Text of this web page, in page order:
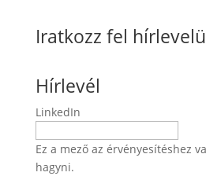
Iratkozz fel
Hírlevél
LinkedIn
Ez a mező az érvényesítéshez
hagyni.